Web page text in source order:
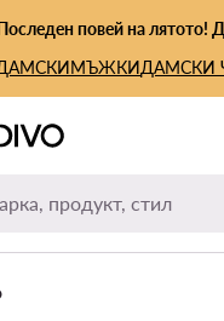
СЪДЪРЖАНИЕ
повей на лятото!
МЪЖКИДАМСКИ
продукт, стил